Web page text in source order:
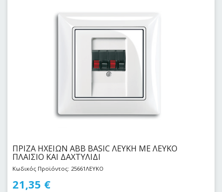
ΠΡΙΖΑ ΗΧΕΙΩΝ ABB BASIC ΛΕΥΚΗ ΜΕ ΛΕΥΚΟ
ΠΛΑΙΣΙΟ ΚΑΙ ΔΑΧΤΥΛΙΔΙ
Κωδικός Προϊόντος: 25661ΛΕΥΚΟ
21,35 €